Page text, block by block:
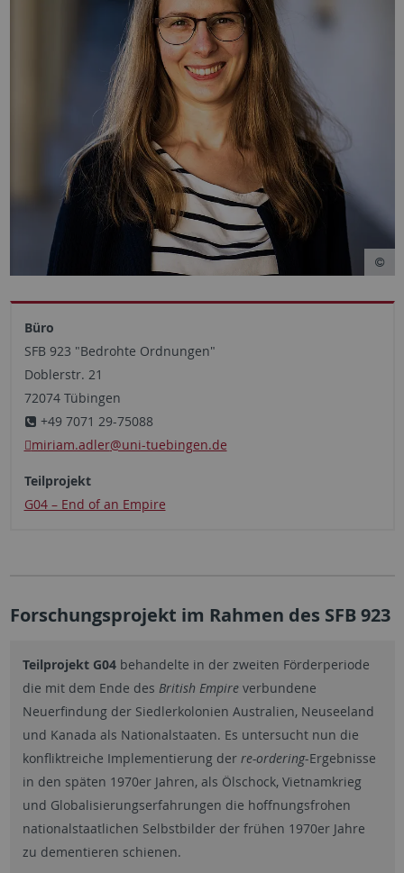
Büro
SFB 923 "Bedrohte Ordnungen"
Doblerstr. 21
72074 Tübingen
+49 7071 29-75088
miriam.adler@uni-tuebingen.de
Teilprojekt
G04 – End of an Empire
Forschungsprojekt im Rahmen des SFB 923
Teilprojekt G04behandelte in der zweiten Förderperiode
die mit dem Ende des British Empireverbundene
Neuerfindung der Siedlerkolonien Australien, Neuseeland
und Kanada als Nationalstaaten. Es untersucht nun die
konfliktreiche Implementierung der re-ordering-Ergebnisse
in den späten 1970er Jahren, als Ölschock, Vietnamkrieg
und Globalisierungserfahrungen die hoffnungsfrohen
nationalstaatlichen Selbstbilder der frühen 1970er Jahre
zu dementieren schienen.